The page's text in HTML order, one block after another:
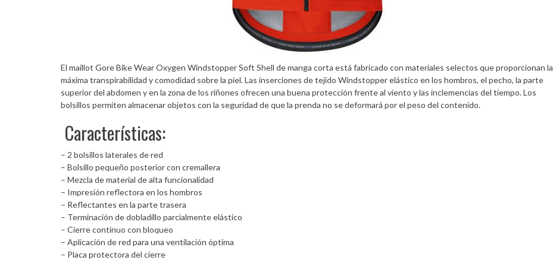
El maillot Gore Bike Wear Oxygen Windstopper Soft Shell de manga corta está fabricado con materiales selectos que proporcionan la
máxima transpirabilidad y comodidad sobre la piel. Las inserciones de tejido Windstopper elástico en los hombros, el pecho, la parte
superior del abdomen y en la zona de los riñones ofrecen una buena protección frente al viento y las inclemencias del tiempo. Los
bolsillos permiten almacenar objetos con la seguridad de que la prenda no se deformará por el peso del contenido.
Características:
– 2 bolsillos laterales de red
– Bolsillo pequeño posterior con cremallera
– Mezcla de material de alta funcionalidad
– Impresión reflectora en los hombros
– Reflectantes en la parte trasera
– Terminación de dobladillo parcialmente elástico
– Cierre continuo con bloqueo
– Aplicación de red para una ventilación óptima
– Placa protectora del cierre